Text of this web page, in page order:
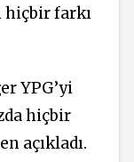
hiçbir farkı
YPG’yi
hiçbir
açıkladı.